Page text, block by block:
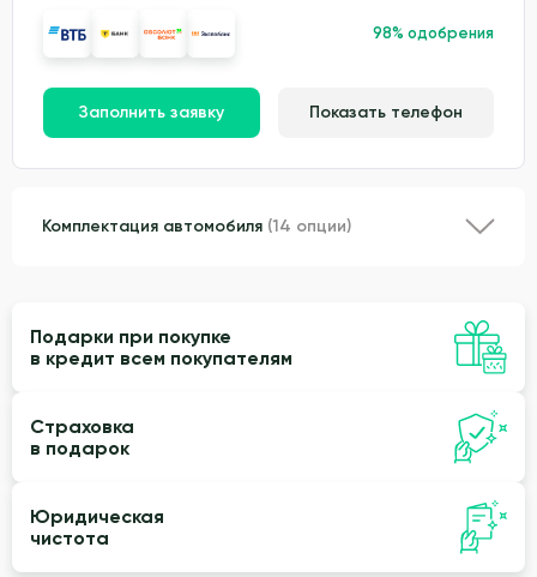
98% одобрения
Заполнить заявку Показать телефон
Комплектация автомобиля (14 опции)
Подарки при покупке
в кредит всем покупателям
Страховка
в подарок
Юридическая
чистота